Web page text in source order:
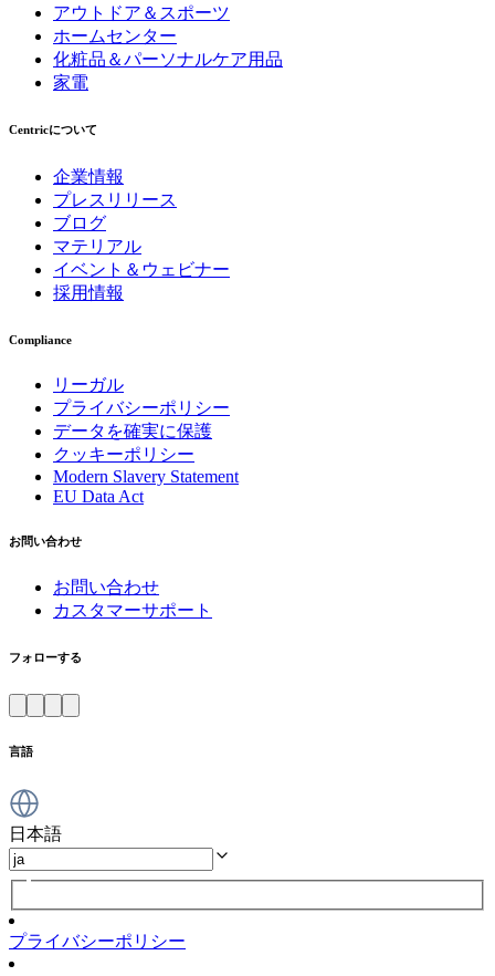
アウトドア＆スポーツ
ホームセンター
化粧品＆パーソナルケア用品
家電
Centricについて
企業情報
プレスリリース
ブログ
マテリアル
イベント＆ウェビナー
採用情報
Compliance
リーガル
プライバシーポリシー
データを確実に保護
クッキーポリシー
Modern Slavery Statement
EU Data Act
お問い合わせ
お問い合わせ
カスタマーサポート
フォローする
言語
日本語
プライバシーポリシー